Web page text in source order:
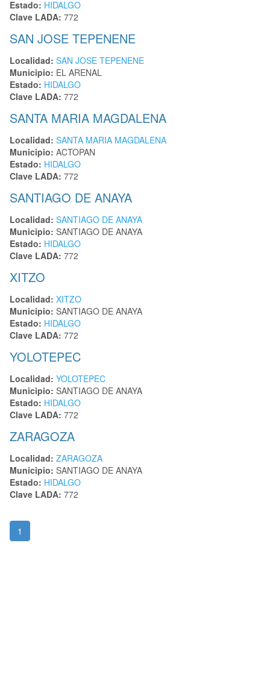
Estado: HIDALGO
Clave LADA: 772
SAN JOSE TEPENENE
Localidad: SAN JOSE TEPENENE
Municipio: EL ARENAL
Estado: HIDALGO
Clave LADA: 772
SANTA MARIA MAGDALENA
Localidad: SANTA MARIA MAGDALENA
Municipio: ACTOPAN
Estado: HIDALGO
Clave LADA: 772
SANTIAGO DE ANAYA
Localidad: SANTIAGO DE ANAYA
Municipio: SANTIAGO DE ANAYA
Estado: HIDALGO
Clave LADA: 772
XITZO
Localidad: XITZO
Municipio: SANTIAGO DE ANAYA
Estado: HIDALGO
Clave LADA: 772
YOLOTEPEC
Localidad: YOLOTEPEC
Municipio: SANTIAGO DE ANAYA
Estado: HIDALGO
Clave LADA: 772
ZARAGOZA
Localidad: ZARAGOZA
Municipio: SANTIAGO DE ANAYA
Estado: HIDALGO
Clave LADA: 772
1